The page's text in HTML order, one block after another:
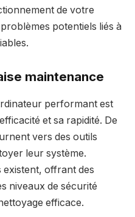
de votre
potentiels liés à
maintenance
performant est
et sa rapidité. De
vers des outils
leur système.
existent, offrant des
niveaux de sécurité
efficace.